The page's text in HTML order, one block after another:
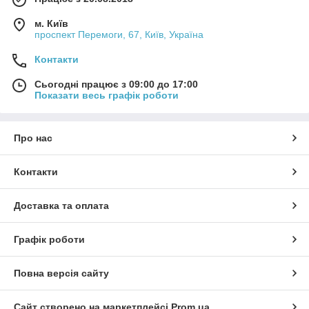
м. Київ
проспект Перемоги, 67, Київ, Україна
Контакти
Сьогодні працює з 09:00 до 17:00
Показати весь графік роботи
Про нас
Контакти
Доставка та оплата
Графік роботи
Повна версія сайту